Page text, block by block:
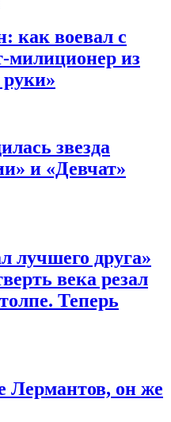
как воевал с
милиционер из
звезда
и «Девчат»
лучшего друга»
века резал
Теперь
Лермантов, он же